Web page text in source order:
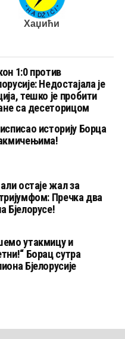
Хаџићи
1:0 против
Недостајала је
тешко је пробити
са десеторицом
историју Борца
остаје жал за
Пречка два
Бјелорусе!
утакмицу и
Борац сутра
Бјелорусије